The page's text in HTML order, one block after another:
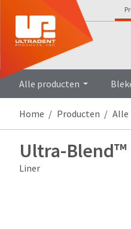
Alle producten
Home Producten Alle
Ultra-Blend™
Liner